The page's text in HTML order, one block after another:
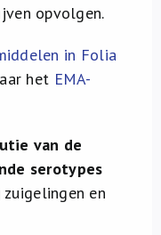
opvolgen.
in Folia
het EMA-
van de
serotypes
en